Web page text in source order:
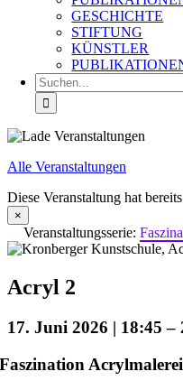
GESCHICHTE
STIFTUNG
KÜNSTLER
Suche
nach:
Alle Veranstaltungen
Diese Veranstaltung hat
×
Veranstaltungsserie:
Acryl 2
17. Juni 2026 | 18:45 –
Faszination Acrylmalerei